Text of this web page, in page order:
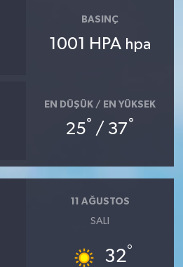
BASINÇ
1001 HPA hpa
EN DÜŞÜK / EN YÜKSEK
25° / 37°
11 AĞUSTOS
SALI
32°